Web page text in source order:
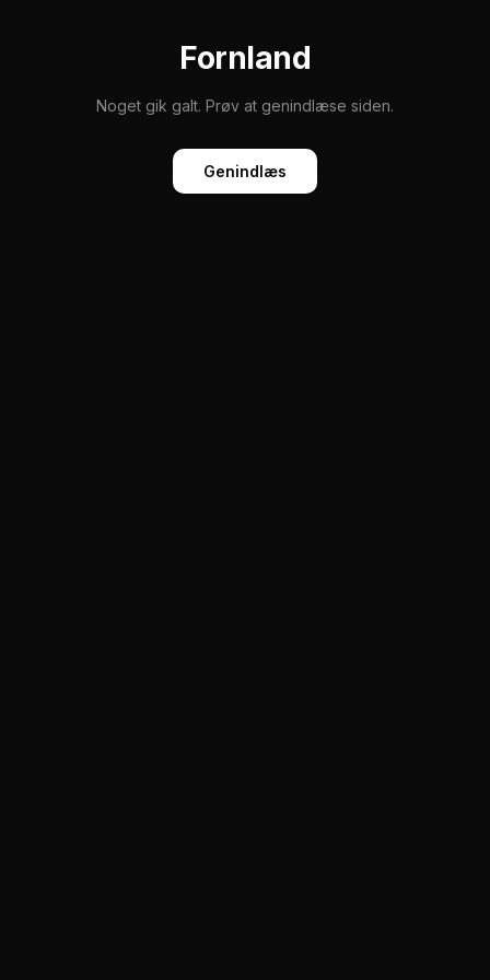
Fornland
Noget gik galt. Prøv at genindlæse siden.
Genindlæs